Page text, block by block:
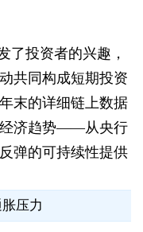
了投资者的兴趣，
共同构成短期投资
末的详细链上数据
经济趋势——从央行
弹的可持续性提供
压力